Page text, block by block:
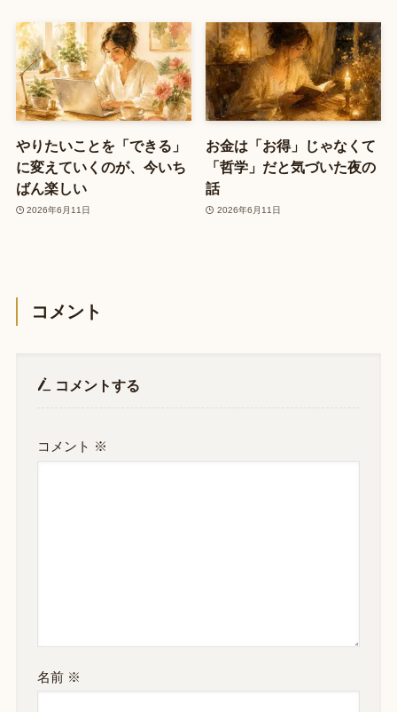
やりたいことを「できる」
に変えていくのが、今いち
ばん楽しい
2026年6月11日
お金は「お得」じゃなくて
「哲学」だと気づいた夜の
話
2026年6月11日
コメント
コメントする
コメント ※
名前 ※